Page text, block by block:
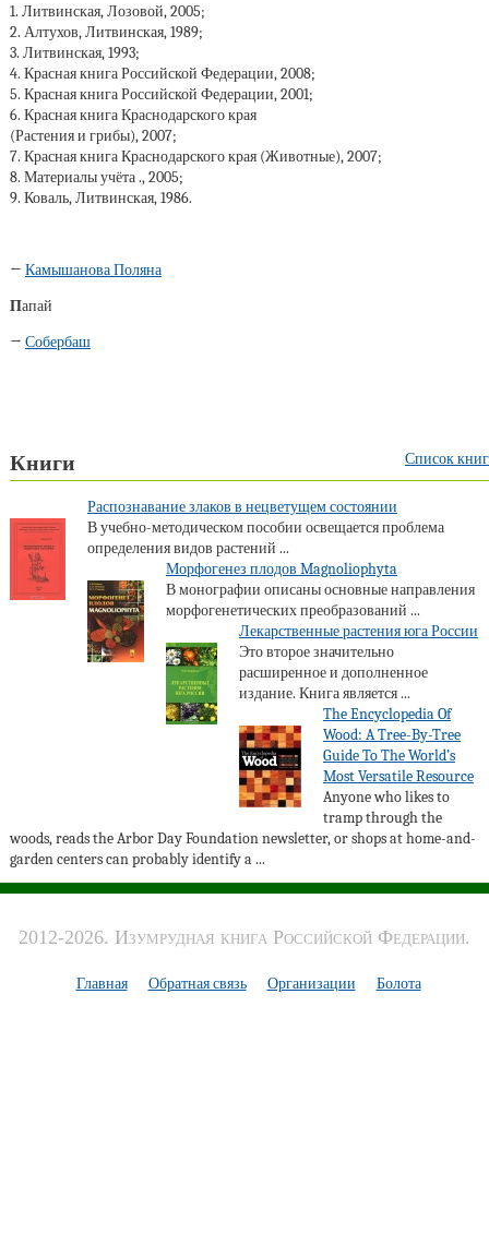
1. Литвинская, Лозовой, 2005;
2. Алтухов, Литвинская, 1989;
3. Литвинская, 1993;
4. Красная книга Российской Федерации, 2008;
5. Красная книга Российской Федерации, 2001;
6. Красная книга Краснодарского края
(Растения и грибы), 2007;
7. Красная книга Краснодарского края (Животные), 2007;
8. Материалы учёта ., 2005;
9. Коваль, Литвинская, 1986.
← Камышанова Поляна
Папай
→ Собербаш
Книги Список книг
Распознавание злаков в нецветущем состоянии
В учебно-методическом пособии освещается проблема
определения видов растений ...
Морфогенез плодов Magnoliophyta
В монографии описаны основные направления
морфогенетических преобразований ...
Лекарственные растения юга России
Это второе значительно
расширенное и дополненное
издание. Книга является ...
The Encyclopedia Of
Wood: A Tree-By-Tree
Guide To The World’s
Most Versatile Resource
Anyone who likes to
tramp through the
woods, reads the Arbor Day Foundation newsletter, or shops at home-and-
garden centers can probably identify a ...
2012-2026. Изумрудная книга Российской Федерации.
Главная Обратная связь Организации Болота